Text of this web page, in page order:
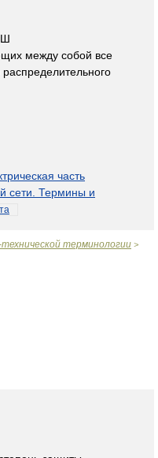
между собой все
часть
сети. Термины и
терминологии >